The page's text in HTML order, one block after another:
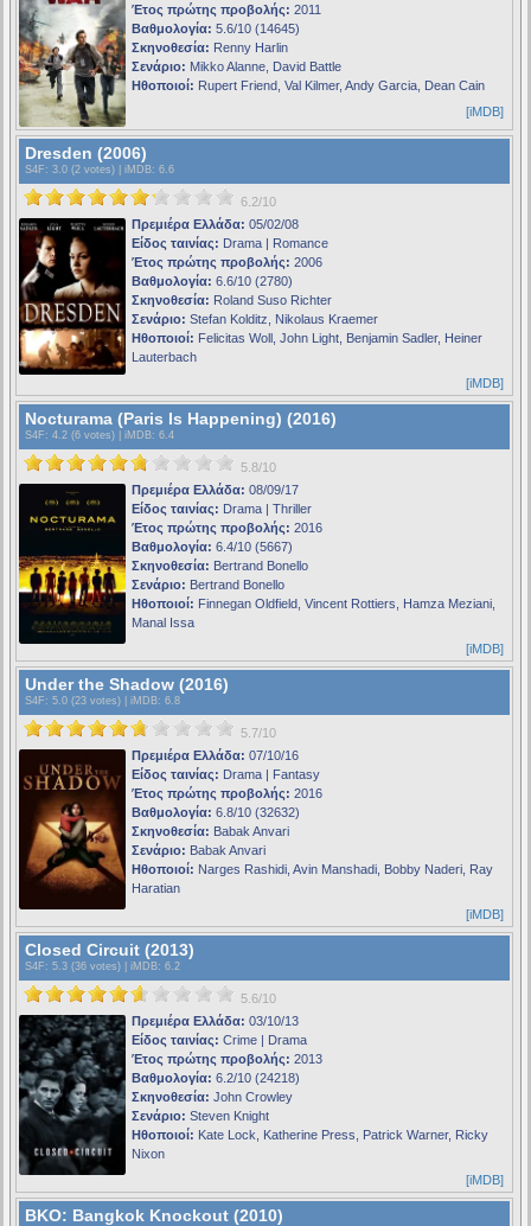
Έτος πρώτης προβολής: 2011
Βαθμολογία: 5.6/10 (14645)
Σκηνοθεσία: Renny Harlin
Σενάριο: Mikko Alanne, David Battle
Ηθοποιοί: Rupert Friend, Val Kilmer, Andy Garcia, Dean Cain
[iMDB]
Dresden (2006)
S4F : 3.0 (2 votes) | iMDB: 6.6
6.2/10
Πρεμιέρα Ελλάδα: 05/02/08
Είδος ταινίας: Drama | Romance
Έτος πρώτης προβολής: 2006
Βαθμολογία: 6.6/10 (2780)
Σκηνοθεσία: Roland Suso Richter
Σενάριο: Stefan Kolditz, Nikolaus Kraemer
Ηθοποιοί: Felicitas Woll, John Light, Benjamin Sadler, Heiner
Lauterbach
[iMDB]
Nocturama (Paris Is Happening) (2016)
S4F : 4.2 (6 votes) | iMDB: 6.4
5.8/10
Πρεμιέρα Ελλάδα: 08/09/17
Είδος ταινίας: Drama | Thriller
Έτος πρώτης προβολής: 2016
Βαθμολογία: 6.4/10 (5667)
Σκηνοθεσία: Bertrand Bonello
Σενάριο: Bertrand Bonello
Ηθοποιοί: Finnegan Oldfield, Vincent Rottiers, Hamza Meziani,
Manal Issa
[iMDB]
Under the Shadow (2016)
S4F : 5.0 (23 votes) | iMDB: 6.8
5.7/10
Πρεμιέρα Ελλάδα: 07/10/16
Είδος ταινίας: Drama | Fantasy
Έτος πρώτης προβολής: 2016
Βαθμολογία: 6.8/10 (32632)
Σκηνοθεσία: Babak Anvari
Σενάριο: Babak Anvari
Ηθοποιοί: Narges Rashidi, Avin Manshadi, Bobby Naderi, Ray
Haratian
[iMDB]
Closed Circuit (2013)
S4F : 5.3 (36 votes) | iMDB: 6.2
5.6/10
Πρεμιέρα Ελλάδα: 03/10/13
Είδος ταινίας: Crime | Drama
Έτος πρώτης προβολής: 2013
Βαθμολογία: 6.2/10 (24218)
Σκηνοθεσία: John Crowley
Σενάριο: Steven Knight
Ηθοποιοί: Kate Lock, Katherine Press, Patrick Warner, Ricky
Nixon
[iMDB]
BKO: Bangkok Knockout (2010)